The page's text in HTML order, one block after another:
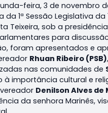
feira, 3 de novembro
da 1ª Sessão Legislativa
Teixeira, sob a
para
foram apresentados e
Rhuan Ribeiro (PSB)
nas comunidades de
à importância cultural e
Denilson Alves de
da senhora Marinês,